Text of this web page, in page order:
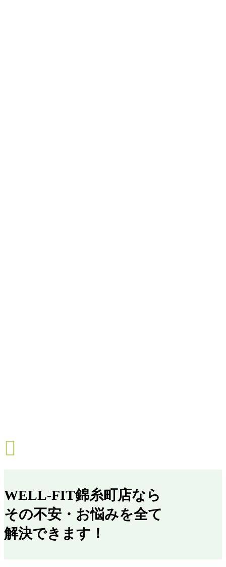
WELL-FIT錦糸町店なら
その不安・お悩みを全て
解決できます！